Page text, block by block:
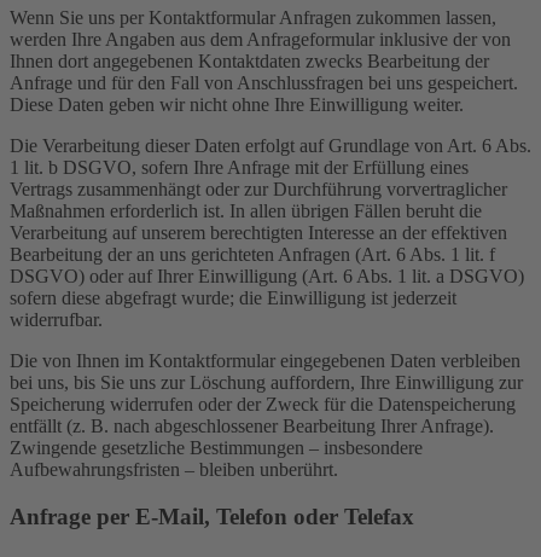
Wenn Sie uns per Kontaktformular Anfragen zukommen lassen,
werden Ihre Angaben aus dem Anfrageformular inklusive der von
Ihnen dort angegebenen Kontaktdaten zwecks Bearbeitung der
Anfrage und für den Fall von Anschlussfragen bei uns gespeichert.
Diese Daten geben wir nicht ohne Ihre Einwilligung weiter.
Die Verarbeitung dieser Daten erfolgt auf Grundlage von Art. 6 Abs.
1 lit. b DSGVO, sofern Ihre Anfrage mit der Erfüllung eines
Vertrags zusammenhängt oder zur Durchführung vorvertraglicher
Maßnahmen erforderlich ist. In allen übrigen Fällen beruht die
Verarbeitung auf unserem berechtigten Interesse an der effektiven
Bearbeitung der an uns gerichteten Anfragen (Art. 6 Abs. 1 lit. f
DSGVO) oder auf Ihrer Einwilligung (Art. 6 Abs. 1 lit. a DSGVO)
sofern diese abgefragt wurde; die Einwilligung ist jederzeit
widerrufbar.
Die von Ihnen im Kontaktformular eingegebenen Daten verbleiben
bei uns, bis Sie uns zur Löschung auffordern, Ihre Einwilligung zur
Speicherung widerrufen oder der Zweck für die Datenspeicherung
entfällt (z. B. nach abgeschlossener Bearbeitung Ihrer Anfrage).
Zwingende gesetzliche Bestimmungen – insbesondere
Aufbewahrungsfristen – bleiben unberührt.
Anfrage per E-Mail, Telefon oder Telefax